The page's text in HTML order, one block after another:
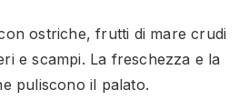
ostriche, frutti di mare crudi
e scampi. La freschezza e la
puliscono il palato.